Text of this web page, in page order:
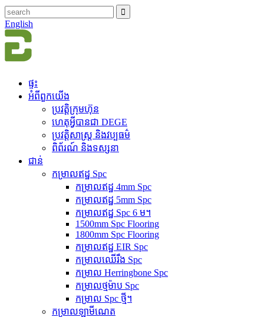
English
ផ្ទះ
អំពី​ពួក​យើង
ប្រវត្តិ​ក្រុមហ៊ុន
ហេតុអ្វីបានជា DEGE
ប្រវត្តិសាស្ត្រ និងវប្បធម៌
ពិព័រណ៍ និងទស្សនា
ជាន់
កម្រាលឥដ្ឋ Spc
កម្រាលឥដ្ឋ 4mm Spc
កម្រាលឥដ្ឋ 5mm Spc
កម្រាលឥដ្ឋ Spc 6 ម។
1500mm Spc Flooring
1800mm Spc Flooring
កម្រាលឥដ្ឋ EIR Spc
កម្រាលឈើរឹង Spc
កម្រាល Herringbone Spc
កម្រាលថ្មម៉ាប Spc
កម្រាល Spc ថ្មី។
កម្រាលឡាមីណេត